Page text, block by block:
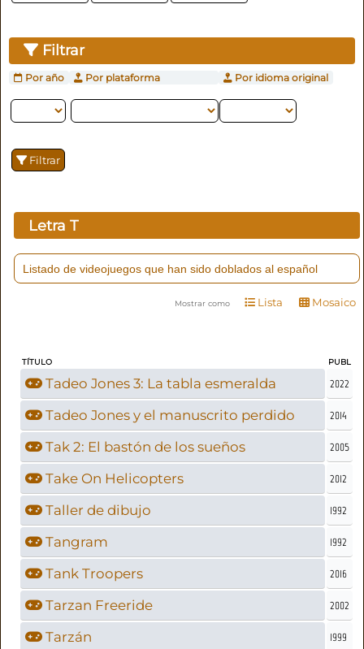
Filtrar
Por año Por plataforma Por idioma original
Filtrar
LetraT
Listado de videojuegos que han sido doblados al español
Mostrar como Lista Mosaico
TÍTULO PUBL
Tadeo Jones 3: La tabla esmeralda 2022
Tadeo Jones y el manuscrito perdido 2014
Tak 2: El bastón de los sueños 2005
Take On Helicopters 2012
Taller de dibujo 1992
Tangram 1992
Tank Troopers 2016
Tarzan Freeride 2002
Tarzán 1999